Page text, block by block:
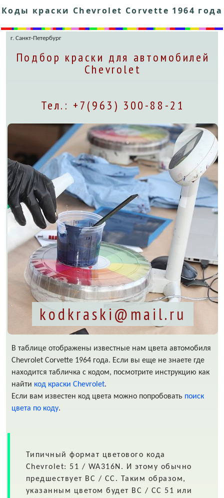
Коды краски Chevrolet Corvette 1964 года
г. Санкт-Петербург
Подбор краски для автомобилей
Chevrolet
Тел.: +7(963) 300-88-21
kodkraski@mail.ru
В таблице отображены известные нам цвета автомобиля
Chevrolet Corvette 1964 года. Если вы еще не знаете где
находится табличка с кодом, посмотрите инструкцию как
найти код краски Chevrolet.
Если вам известен код цвета можно попробовать поиск
цвета по коду.
Типичный формат цветового кода
Chevrolet: 51 / WA316N. И этому обычно
предшествует BC / CC. Таким образом,
указанным цветом будет BC / CC 51 или